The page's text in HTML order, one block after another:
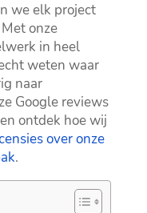
we elk project
onze
in heel
weten waar
naar
Google reviews
ontdek hoe wij
over onze
.​